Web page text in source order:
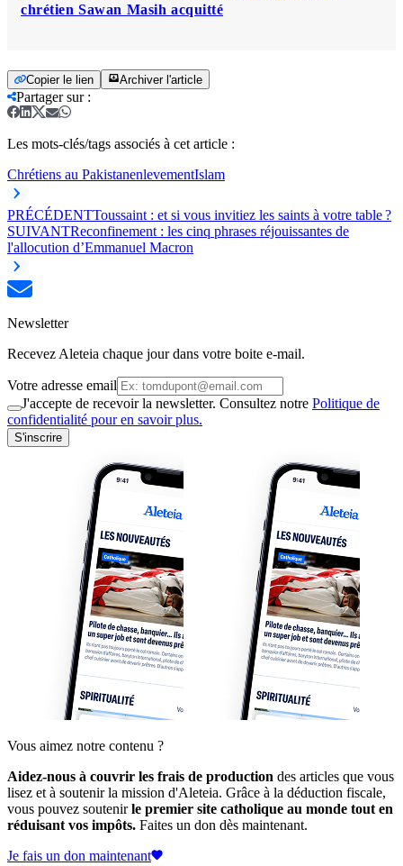
chrétien Sawan Masih acquitté
Copier le lien Archiver l'article
Partager sur:
Les mots-clés/tags associés à cet article :
Chrétiens au PakistanenlevementIslam
PRÉCÉDENTToussaint : et si vous invitiez les saints à votre table ?
SUIVANTReconfinement : les cinq phrases réjouissantes de
l'allocution d’Emmanuel Macron
Newsletter
Recevez Aleteia chaque jour dans votre boite e-mail.
Votre adresse email
J'accepte de recevoir la newsletter. Consultez notre Politique de
confidentialité pour en savoir plus.
S'inscrire
Vous aimez notre contenu ?
Aidez-nous à couvrir les frais de production des articles que vous
lisez et à soutenir la mission d'Aleteia. Grâce à la déduction fiscale,
vous pouvez soutenirle premier site catholique au monde tout en
réduisant vos impôts. Faites un don dès maintenant.
Je fais un don maintenant